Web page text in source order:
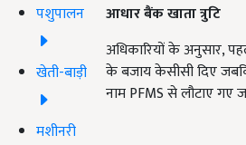
पशुपालन
खेती-बाड़ी
मशीनरी
आधार बैंक खाता त्रुटि
अधिकारियों के अनुसार,
के बजाय केसीसी दिए
नाम PFMS से लौटाए